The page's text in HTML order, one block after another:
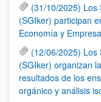
(31/10/2025) Los
(SGIker) participan
Economía y
(12/06/2025) Los
(SGIker) organizan
resultados de los
orgánico y análisis